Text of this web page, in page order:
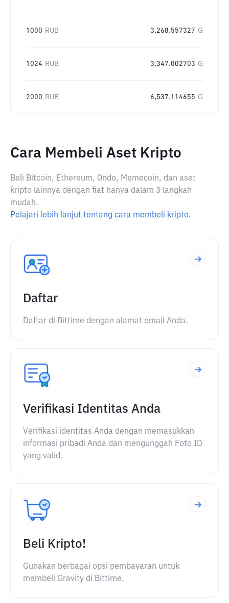
1000 RUB 3,268.557327 G
1024 RUB 3,347.002703 G
2000 RUB 6,537.114655 G
Cara Membeli Aset Kripto
Beli Bitcoin, Ethereum, Ondo, Memecoin, dan aset
kripto lainnya dengan fiat hanya dalam 3 langkah
mudah.
Pelajari lebih lanjut tentang cara membeli kripto.
Daftar
Daftar di Bittime dengan alamat email Anda.
Verifikasi Identitas Anda
Verifikasi identitas Anda dengan memasukkan
informasi pribadi Anda dan mengunggah Foto ID
yang valid.
Beli Kripto!
Gunakan berbagai opsi pembayaran untuk
membeli Gravity di Bittime.